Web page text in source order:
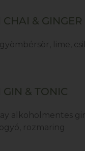
CHAI & GINGER
lime,
GIN & TONIC
alkoholmentes
rozmaring